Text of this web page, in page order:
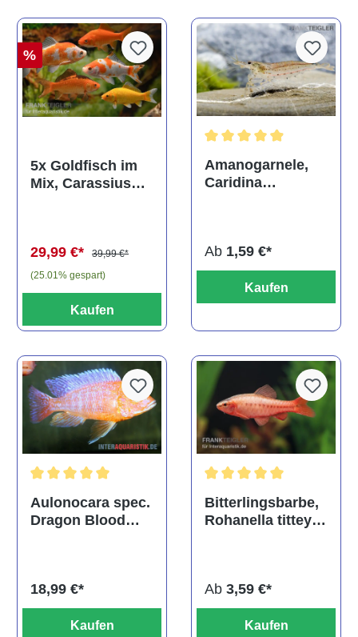
%
5x Goldfisch im
Mix, Carassius
29,99 €*
39,99 €*
(25.01% gespart)
Kaufen
Amanogarnele,
Caridina
Ab 1,59 €*
Kaufen
Aulonocara spec.
Dragon Blood
18,99 €*
Kaufen
Bitterlingsbarbe,
Rohanella titteya,
Ab 3,59 €*
Kaufen